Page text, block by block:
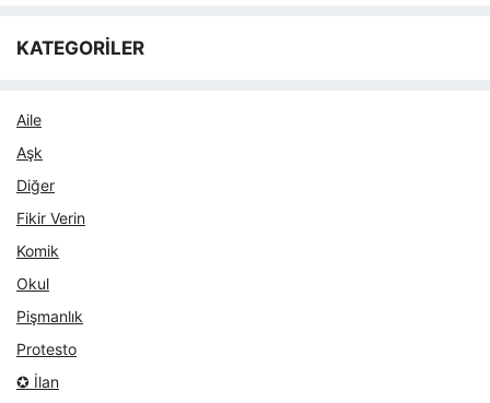
KATEGORİLER
Aile
Aşk
Diğer
Fikir Verin
Komik
Okul
Pişmanlık
Protesto
✪ İlan